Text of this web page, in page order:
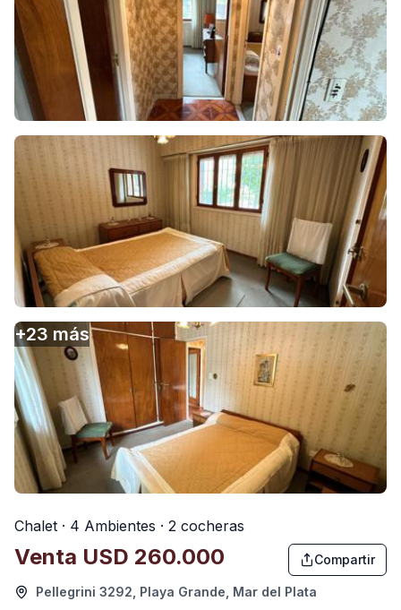
+23 más
Chalet · 4 Ambientes · 2 cocheras
Venta USD 260.000 Compartir
Pellegrini 3292, Playa Grande, Mar del Plata